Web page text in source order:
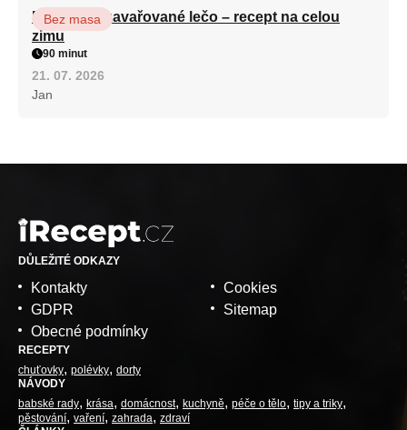
Babiččino zavařované lečo – recept na celou
zimu
Bez masa
90 minut
21. 07. 2026
Jan
DŮLEŽITÉ ODKAZY
Kontakty
GDPR
Obecné podmínky
Cookies
Sitemap
RECEPTY
chuťovky polévky dorty
NÁVODY
babské rady krása domácnost kuchyně péče o tělo tipy a triky
pěstování vaření zahrada
zdraví